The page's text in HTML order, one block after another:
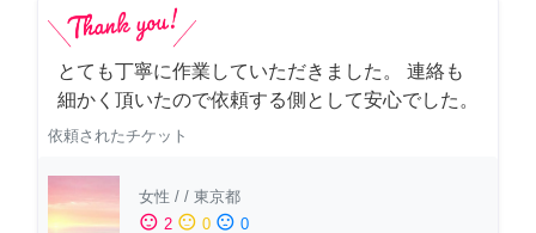
とても丁寧に作業していただきました。 連絡も
細かく頂いたので依頼する側として安心でした。
依頼されたチケット
女性 / / 東京都
sentiment_satisfied 2 sentiment_neutral 0 sentiment_dissatisfied 0